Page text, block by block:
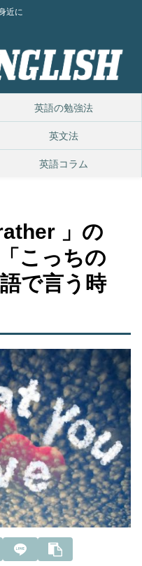
近に
英語の勉強法
英文法
英語コラム
」の
こっちの
で言う時